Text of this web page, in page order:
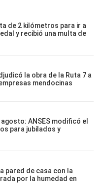
de 2 kilómetros para ir a
y recibió una multa de
la obra de la Ruta 7 a
mendocinas
ANSES modificó el
para jubilados y
pared de casa con la
por la humedad en